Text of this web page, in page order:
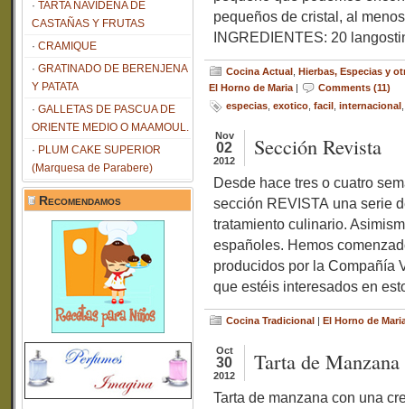
TARTA NAVIDEÑA DE
CASTAÑAS Y FRUTAS
CRAMIQUE
GRATINADO DE BERENJENA
Y PATATA
GALLETAS DE PASCUA DE
ORIENTE MEDIO O MAAMOUL.
PLUM CAKE SUPERIOR
(Marquesa de Parabere)
Recomendamos
pequeños de cristal, al
INGREDIENTES: 20
Cocina Actual Hierbas, Especias y
El Horno de Maria |
Comments (11)
especias exotico facil internacional
Nov
02
2012
Sección Revista
Desde hace tres o cuatro
sección REVISTA una serie
tratamiento culinario.
españoles. Hemos
producidos por la Compañía
que estéis interesados en
Cocina Tradicional | El Horno de
Oct
30
2012
Tarta de
Tarta de manzana con una